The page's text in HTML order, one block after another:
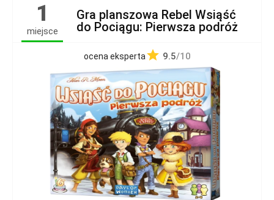
1
miejsce
Gra planszowa Rebel Wsiąść
do Pociągu: Pierwsza podróż
ocena eksperta 9.5/10